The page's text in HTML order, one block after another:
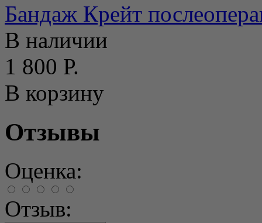
Бандаж Крейт
В наличии
1 800 Р.
В корзину
Отзывы
Оценка:
Отзыв: